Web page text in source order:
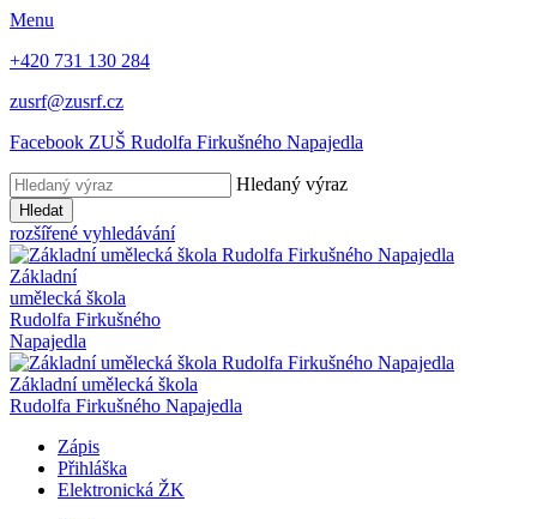
Menu
+420 731 130 284
zusrf@zusrf.cz
Facebook ZUŠ Rudolfa Firkušného Napajedla
Hledaný výraz
Hledat
rozšířené vyhledávání
Základní
umělecká škola
Rudolfa Firkušného
Napajedla
Základní umělecká škola
Rudolfa Firkušného Napajedla
Zápis
Přihláška
Elektronická ŽK